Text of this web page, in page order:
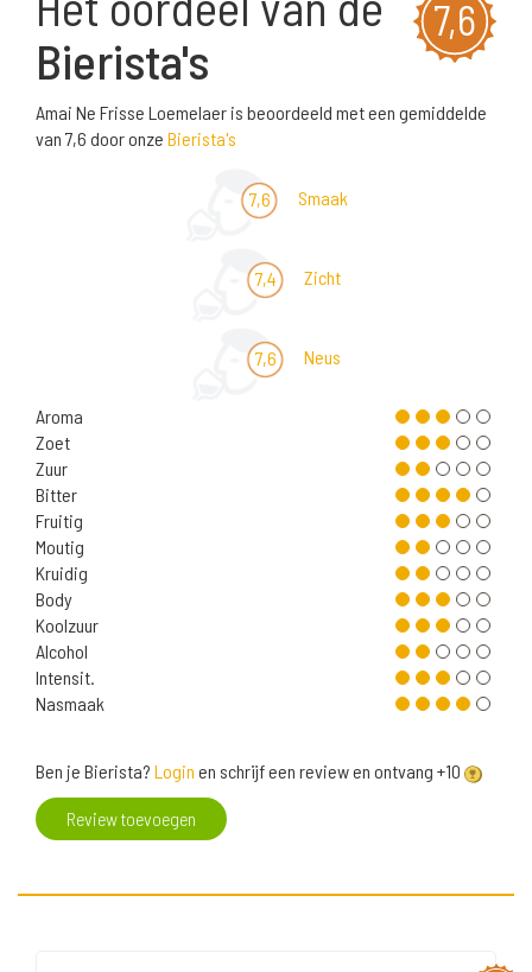
7,6
Bierista's
Amai Ne Frisse Loemelaer is beoordeeld met een gemiddelde
van 7,6 door onze Bierista's
7,6 Smaak
7,4 Zicht
7,6 Neus
Aroma
Zoet
Zuur
Bitter
Fruitig
Moutig
Kruidig
Body
Koolzuur
Alcohol
Intensit.
Nasmaak
Ben je Bierista? Login en schrijf een review en ontvang +10
Review toevoegen